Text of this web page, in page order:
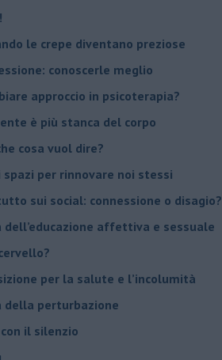
le crepe diventano preziose
conoscerle meglio
approccio in psicoterapia?
è più stanca del corpo
cosa vuol dire?
spazi per rinnovare noi stessi
sui social: connessione o disagio?
dell’educazione affettiva e sessuale
per la salute e l’incolumità
della perturbazione
il silenzio